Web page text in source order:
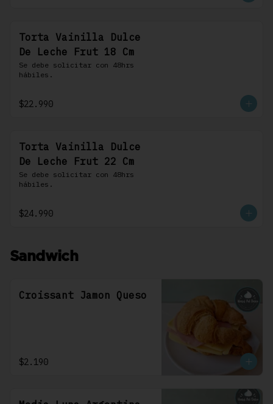
Torta Vainilla Dulce
De Leche Frut 18 Cm
Se debe solicitar con 48hrs
hábiles.
$22.990
Torta Vainilla Dulce
De Leche Frut 22 Cm
Se debe solicitar con 48hrs
hábiles.
$24.990
Sandwich
Croissant Jamon Queso
$2.190